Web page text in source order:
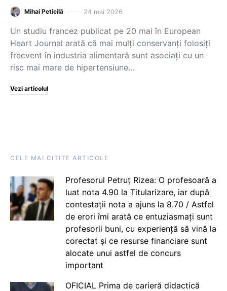
Mihai Peticilă 24 mai 2026
Un studiu francez publicat pe 20 mai în European
Heart Journal arată că mai mulți conservanți folosiți
frecvent în industria alimentară sunt asociați cu un
risc mai mare de hipertensiune…
Vezi articolul
CELE MAI CITITE ARTICOLE
Profesorul Petruț Rizea: O profesoară a
luat nota 4.90 la Titularizare, iar după
contestații nota a ajuns la 8.70 / Astfel
de erori îmi arată ce entuziasmați sunt
profesorii buni, cu experiență să vină la
corectat și ce resurse financiare sunt
alocate unui astfel de concurs
important
OFICIAL Prima de carieră didactică